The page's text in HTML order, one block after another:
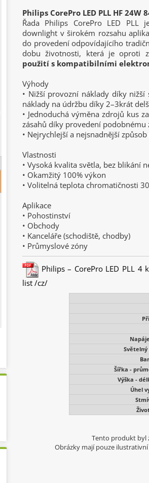
Philips CorePro LED PLL HF 24W
Řada Philips CorePro LED
downlight v širokém rozsahu
do provedení odpovídajícího
dobu životnosti, která je oproti
použití s kompatibilními
Výhody
• Nižší provozní náklady díky
náklady na údržbu díky 2–3krát
• Jednoduchá výměna zdrojů kus
zásahů díky provedení podobnému
• Nejrychlejší a nejsnadnější
Vlastnosti
• Vysoká kvalita světla, bez blikání
• Okamžitý 100% výkon
• Volitelná teplota chromatičnosti
Aplikace
• Pohostinství
• Obchody
• Kanceláře (schodiště, chodby)
• Průmyslové zóny
Philips – CorePro LED PLL
list /cz/
Šířka -
Výška -
Úhel
Tento produkt byl
Obrázky mají pouze